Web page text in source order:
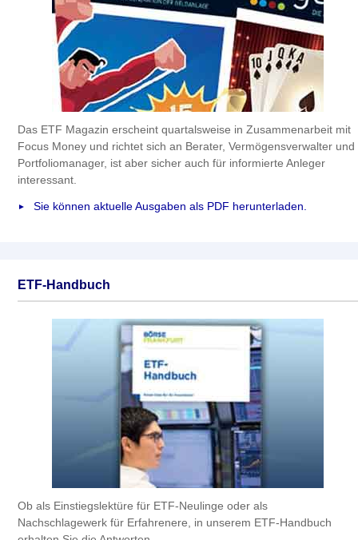
Das ETF Magazin erscheint quartalsweise in Zusammenarbeit mit
Focus Money und richtet sich an Berater, Vermögensverwalter und
Portfoliomanager, ist aber sicher auch für informierte Anleger
interessant.
Sie können aktuelle Ausgaben als PDF herunterladen.
ETF-Handbuch
Ob als Einstiegslektüre für ETF-Neulinge oder als
Nachschlagewerk für Erfahrenere, in unserem ETF-Handbuch